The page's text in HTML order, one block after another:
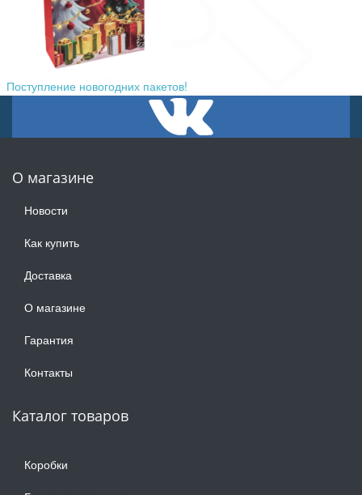
Поступление новогодних пакетов!
О магазине
Новости
Как купить
Доставка
О магазине
Гарантия
Контакты
Каталог товаров
Коробки